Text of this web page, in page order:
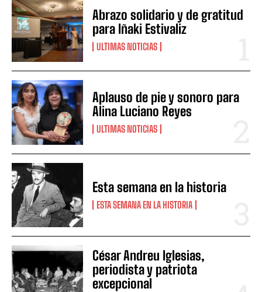
Abrazo solidario y de gratitud
para Iñaki Estivaliz
ULTIMAS NOTICIAS
Aplauso de pie y sonoro para
Alina Luciano Reyes
ULTIMAS NOTICIAS
Esta semana en la historia
ESTA SEMANA EN LA HISTORIA
César Andreu Iglesias,
periodista y patriota
excepcional